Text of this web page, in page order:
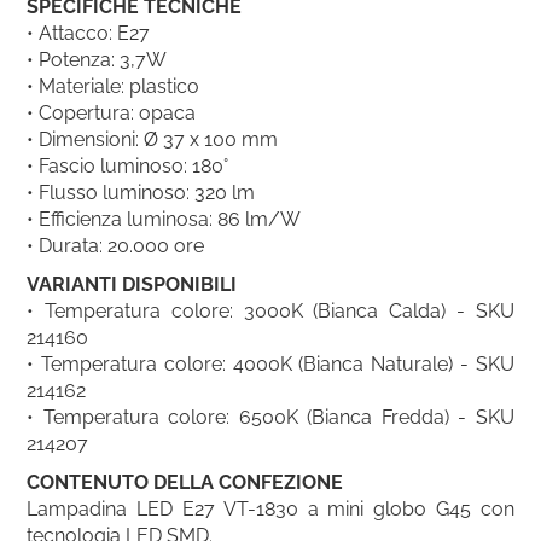
SPECIFICHE TECNICHE
• Attacco: E27
• Potenza: 3,7W
• Materiale: plastico
• Copertura: opaca
• Dimensioni: Ø 37 x 100 mm
• Fascio luminoso: 180°
• Flusso luminoso: 320 lm
• Efficienza luminosa: 86 lm/W
• Durata: 20.000 ore
VARIANTI DISPONIBILI
• Temperatura colore: 3000K (Bianca Calda) - SKU
214160
• Temperatura colore: 4000K (Bianca Naturale) - SKU
214162
• Temperatura colore: 6500K (Bianca Fredda) - SKU
214207
CONTENUTO DELLA CONFEZIONE
Lampadina LED E27 VT-1830 a mini globo G45 con
tecnologia LED SMD.